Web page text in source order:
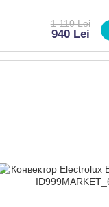
1 110 Lei
940 Lei